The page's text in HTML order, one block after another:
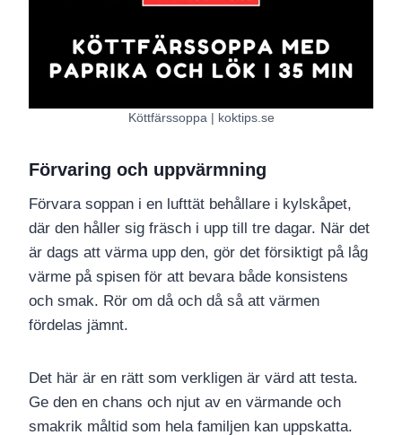
Köttfärssoppa | koktips.se
Förvaring och uppvärmning
Förvara soppan i en lufttät behållare i kylskåpet,
där den håller sig fräsch i upp till tre dagar. När det
är dags att värma upp den, gör det försiktigt på låg
värme på spisen för att bevara både konsistens
och smak. Rör om då och då så att värmen
fördelas jämnt.
Det här är en rätt som verkligen är värd att testa.
Ge den en chans och njut av en värmande och
smakrik måltid som hela familjen kan uppskatta.